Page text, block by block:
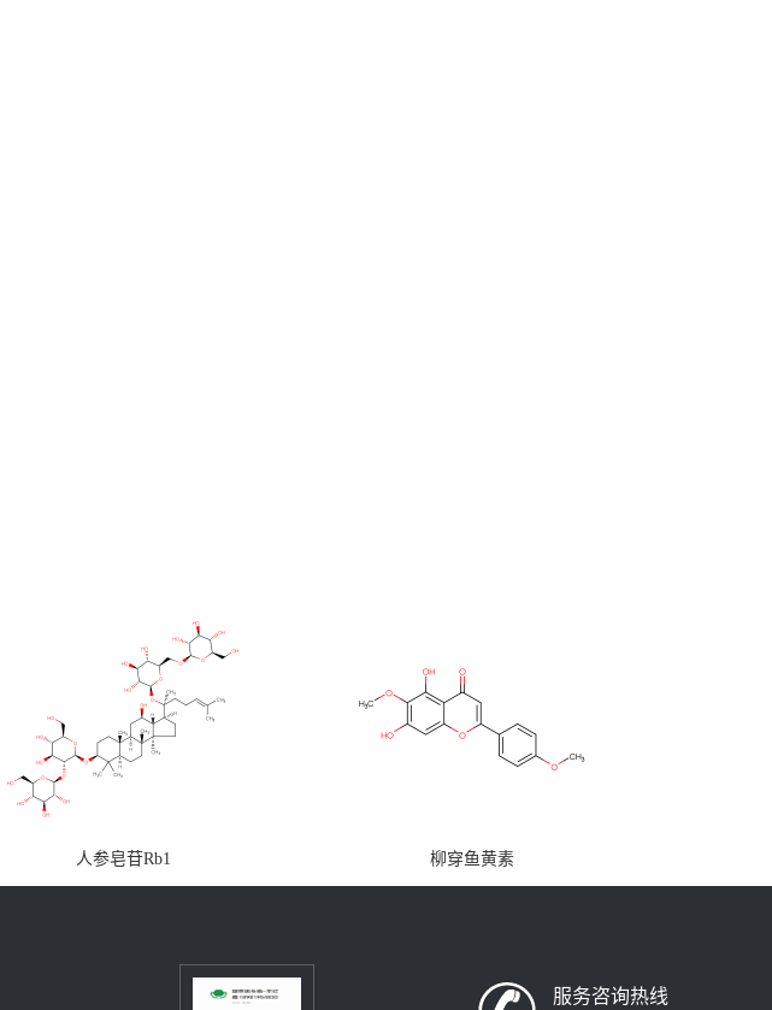
人参皂苷Rb1 柳穿鱼黄素
服务咨询热线